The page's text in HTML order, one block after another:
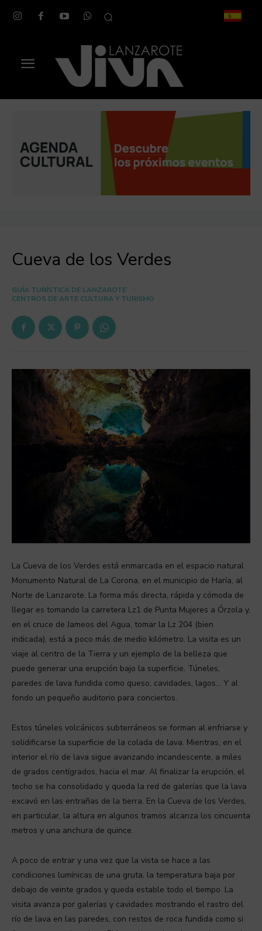
Cueva de los Verdes
GUÍA TURÍSTICA DE LANZAROTE
CENTROS DE ARTE CULTURA Y TURISMO
La Cueva de los Verdes está enmarcada en el espacio natural
Monumento Natural de La Corona, en el municipio de Haría, al
Norte de Lanzarote. La forma más directa, rápida y cómoda de
llegar es tomando la carretera Lz1 de Punta Mujeres a Órzola y,
en el cruce de Jameos del Agua, tomar la Lz 204 (bien
indicada), está a poco más de medio kilómetro. La visita es un
viaje al centro de la Tierra y un ejemplo de la belleza que
puede generar una erupción bajo la superficie. Túneles,
paredes de lava fundida como queso, cavidades, lagos… Y al
fondo un pequeño auditorio para conciertos.
Estos túneles volcánicos subterráneos se forman al enfriarse y
solidificarse la superficie de la colada de lava. Mientras, en el
interior el río de lava sigue avanzando incandescente, a miles
de grados centígrados, hacia el mar. Al finalizar la erupción, el
techo se ha consolidado y queda la red de galerías que la lava
excavó en las entrañas de la tierra. En la Cueva de los Verdes,
en particular, la altura en algunos tramos alcanza los cincuenta
metros y una anchura de quince.
A poco de entrar y una vez que la vista se hace a las
condiciones lumínicas de una gruta, la temperatura baja por
debajo de veinte grados y queda estable todo el tiempo. La
visita avanza por galerías y cavidades mostrando el rastro del
río de lava en las paredes, con restos de roca fundida como si